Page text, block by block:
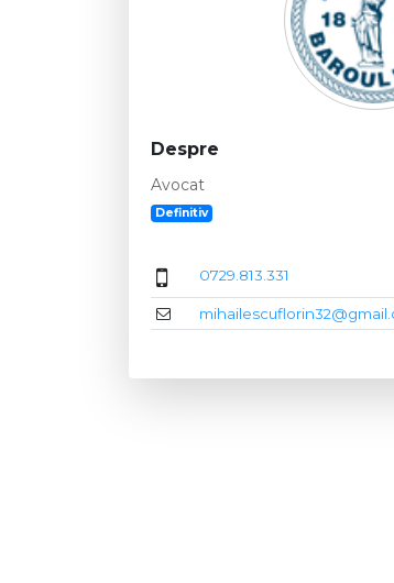
Despre
Avocat
Definitiv
0729.813.331